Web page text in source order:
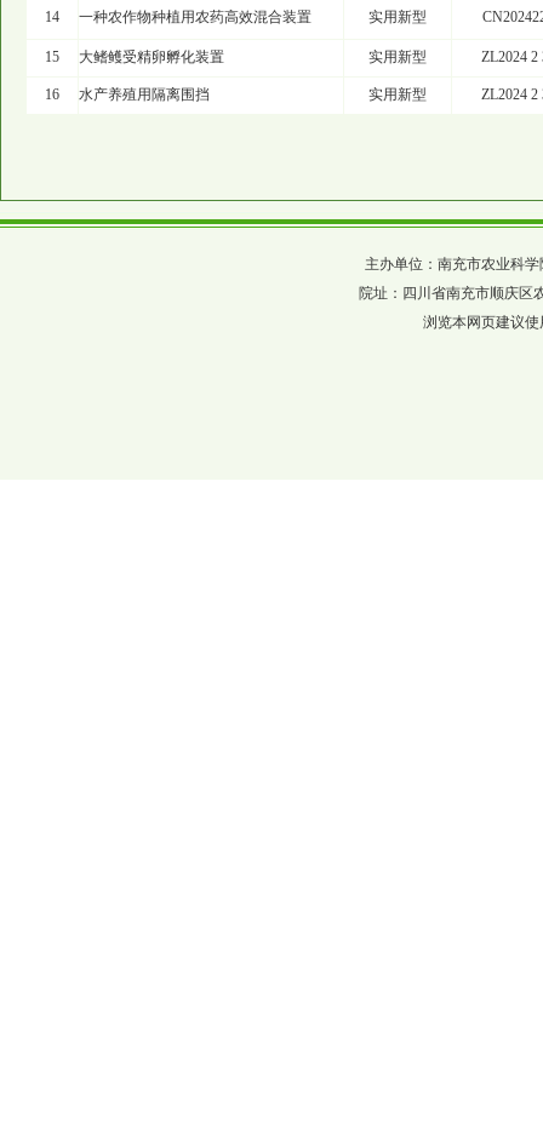
14 一种农作物种植用农药高效混合装置 实用新型
15 大鳍鳠受精卵孵化装置 实用新型 ZL2024 2
16 水产养殖用隔离围挡 实用新型 ZL2024 2
主办单位：南充市农业科
院址：四川省南充市顺庆
浏览本网页建议